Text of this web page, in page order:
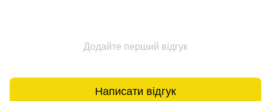
Додайте перший відгук
Написати відгук